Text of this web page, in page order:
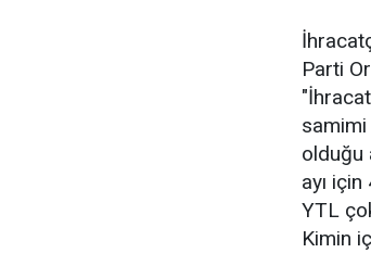
Parti
samimi
olduğu
ayı
YTL
Kimin